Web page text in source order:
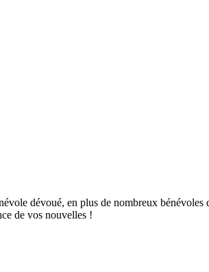
dévoué, en plus de nombreux
de vos nouvelles !